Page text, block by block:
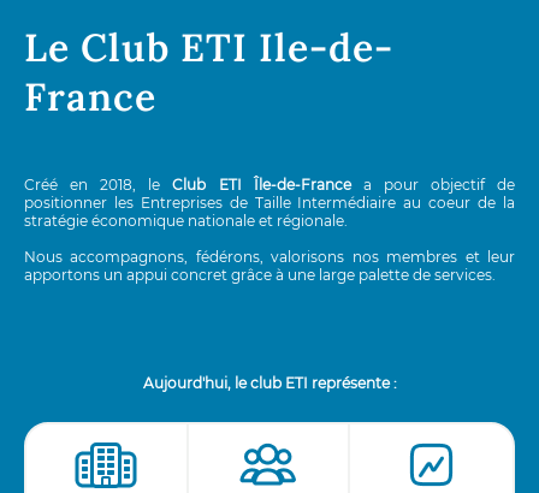
Le Club ETI Ile-de-
France
Créé en 2018, leClub ETI Île-de-Francea pour objectif de
positionner les Entreprises de Taille Intermédiaire au coeur de la
stratégie économique nationale et régionale.
Nous accompagnons, fédérons, valorisons nos membres et leur
apportons un appui concret grâce à une large palette de services.
Aujourd'hui, le club ETI représente :